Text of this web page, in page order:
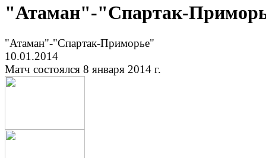
"Атаман"-"Спартак-
"Атаман"-"Спартак-Приморье"
10.01.2014
Матч состоялся 8 января 2014 г.